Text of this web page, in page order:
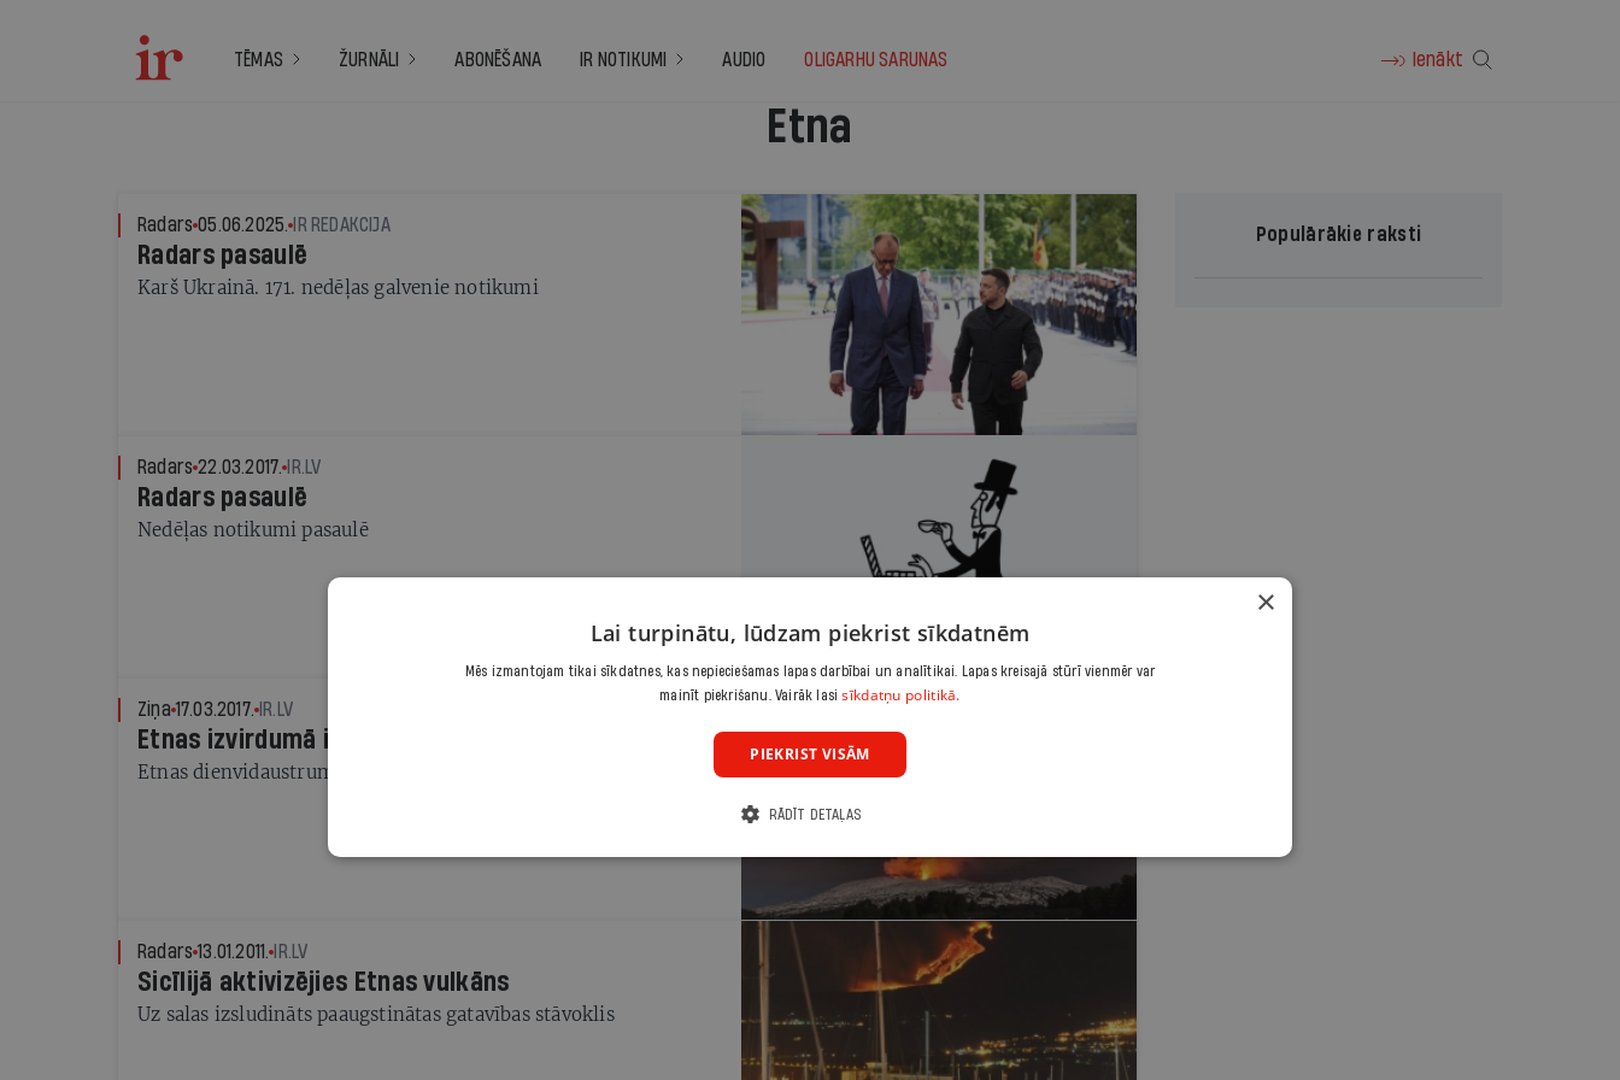
TĒMAS ŽURNĀLI ABONĒŠANA IR NOTIKUMI AUDIO OLIGARHU SARUNAS Ienākt
Etna
Radars 05.06.2025. IR REDAKCIJA
Radars pasaulē
Karš Ukrainā. 171. nedēļas galvenie notikumi
Radars 22.03.2017. IR.LV
Radars pasaulē
Nedēļas notikumi pasaulē
Ziņa 17.03.2017. IR.LV
Etnas izvirdumā ievainoti vismaz desmit cilvēki
Etnas dienvidaustrumu krātera izvirdums atsākās otrdien.
Radars 13.01.2011. IR.LV
Sicīlijā aktivizējies Etnas vulkāns
Uz salas izsludināts paaugstinātas gatavības stāvoklis
Populārākie raksti
×
Lai turpinātu, lūdzam piekrist sīkdatnēm
Mēs izmantojam tikai sīkdatnes, kas nepieciešamas lapas darbībai un analītikai. Lapas kreisajā stūrī vienmēr var
mainīt piekrišanu. Vairāk lasisīkdatņu politikā.
PIEKRIST VISĀM
RĀDĪT DETAĻAS